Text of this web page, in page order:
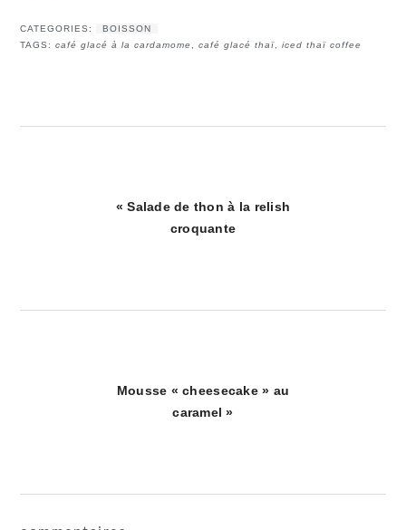
CATEGORIES:
BOISSON
TAGS:café glacé à la cardamome ,café glacé thaï ,iced thaï coffee
Article
précédent
« Salade de thon à la relish
croquante
Article
Mousse « cheesecake » au
caramel »